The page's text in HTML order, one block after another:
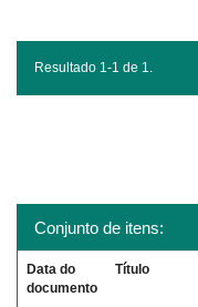
Resultado 1-1 de 1.
Conjunto de itens:
Data do
documento
Título